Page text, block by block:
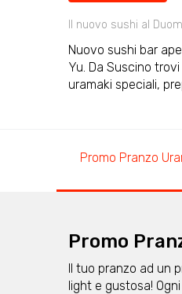
Il nuovo sushi al
Nuovo sushi bar
Yu. Da Suscino
uramaki speciali,
Promo Pranzo
Promo
Il tuo pranzo ad un
light e gustosa!